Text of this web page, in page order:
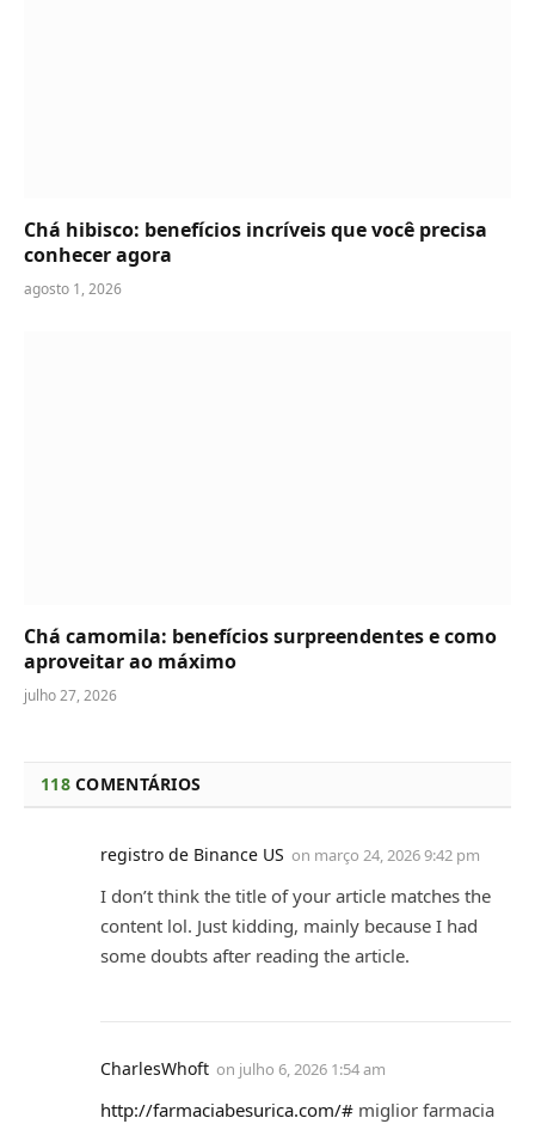
Chá hibisco: benefícios incríveis que você precisa
conhecer agora
agosto 1, 2026
Chá camomila: benefícios surpreendentes e como
aproveitar ao máximo
julho 27, 2026
118COMENTÁRIOS
registro de Binance US on março 24, 2026 9:42 pm
I don’t think the title of your article matches the
content lol. Just kidding, mainly because I had
some doubts after reading the article.
CharlesWhoft on julho 6, 2026 1:54 am
http://farmaciabesurica.com/# miglior farmacia